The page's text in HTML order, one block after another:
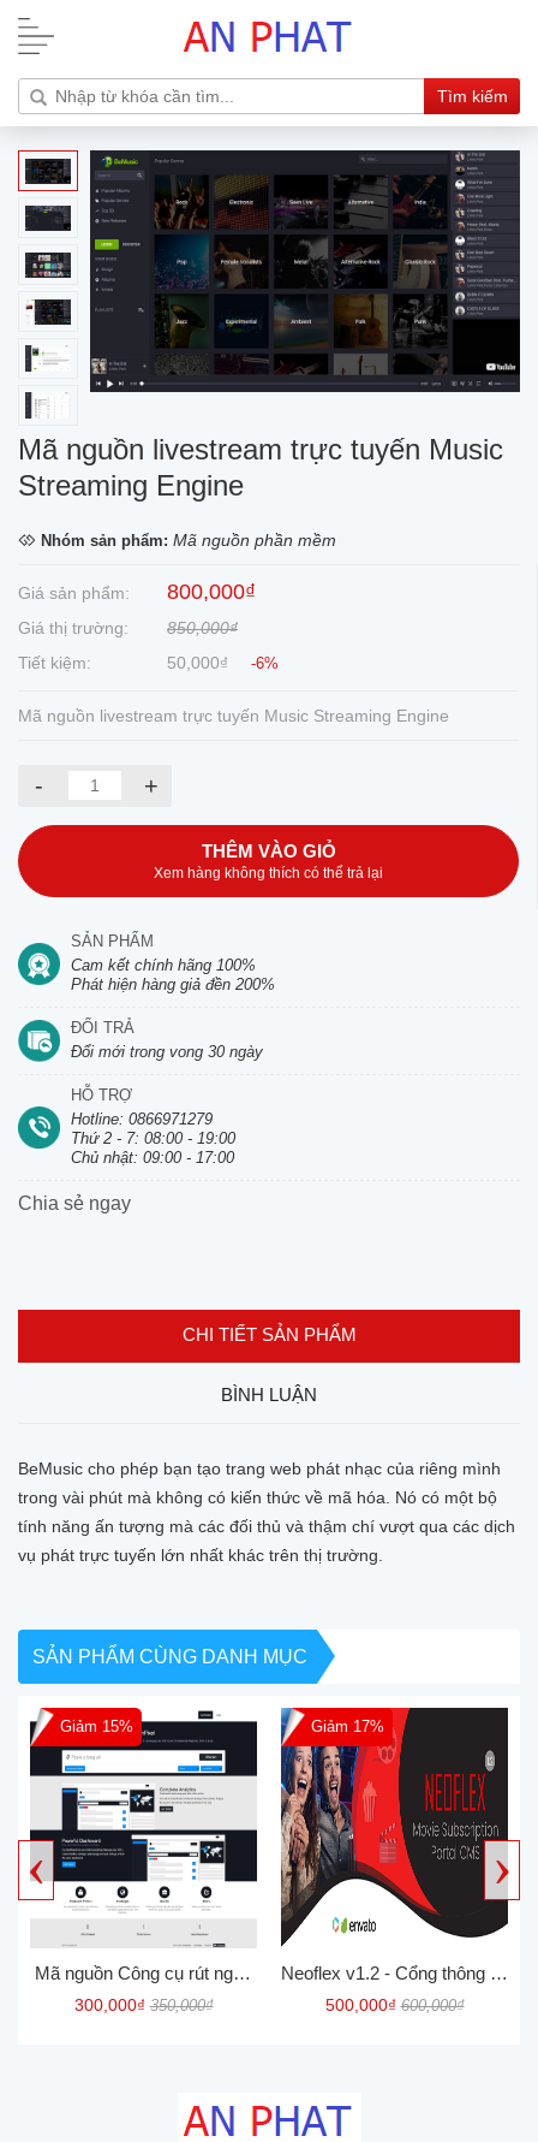
Tìm kiếm
Mã nguồn livestream trực tuyến Music
Streaming Engine
Nhóm sản phẩm: Mã nguồn phần mềm
Giá sản phẩm: 800,000₫
Giá thị trường:
850,000₫
Tiết kiệm:
50,000₫ -6%
Mã nguồn livestream trực tuyến Music Streaming Engine
- +
THÊM VÀO GIỎ
Xem hàng không thích có thể trả lại
SẢN PHẨM
Cam kết chính hãng 100%
Phát hiện hàng giả đền 200%
ĐỔI TRẢ
Đổi mới trong vong 30 ngày
HỖ TRỢ
Hotline: 0866971279
Thứ 2 - 7: 08:00 - 19:00
Chủ nhật: 09:00 - 17:00
Chia sẻ ngay
CHI TIẾT SẢN PHẨM
BÌNH LUẬN
BeMusic cho phép bạn tạo trang web phát nhạc của riêng mình
trong vài phút mà không có kiến thức về mã hóa. Nó có một bộ
tính năng ấn tượng mà các đối thủ và thậm chí vượt qua các dịch
vụ phát trực tuyến lớn nhất khác trên thị trường.
SẢN PHẨM CÙNG DANH MỤC
Giảm 15%
Mã nguồn Công cụ rút ngắn
URL cao cấp v5.4.3 short
300,000₫ 350,000₫
Giảm 17%
Neoflex v1.2 - Cổng thông tin
đăng ký phim Cms
500,000₫ 600,000₫
‹ ›